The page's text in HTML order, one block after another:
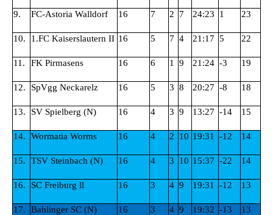
9. FC-Astoria Walldorf 16 7 2 7 24:23 1 23
10. 1.FC Kaiserslautern II 16 5 7 4 21:17 5 22
11. FK Pirmasens 16 6 1 9 21:24 -3 19
12. SpVgg Neckarelz 16 5 3 8 20:27 -8 18
13. SV Spielberg (N) 16 4 3 9 13:27 -14 15
14. Wormatia Worms 16 4 2 10 19:31 -12 14
15. TSV Steinbach (N) 16 4 3 10 15:37 -22 14
16. SC Freiburg ll 16 3 4 9 19:31 -12 13
17. Bahlinger SC (N) 16 3 4 9 19:32 -13 13